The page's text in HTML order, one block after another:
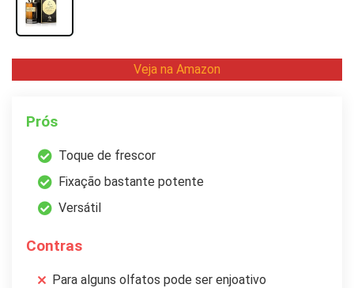
Veja na Amazon
Prós
Toque de frescor
Fixação bastante potente
Versátil
Contras
Para alguns olfatos pode ser enjoativo